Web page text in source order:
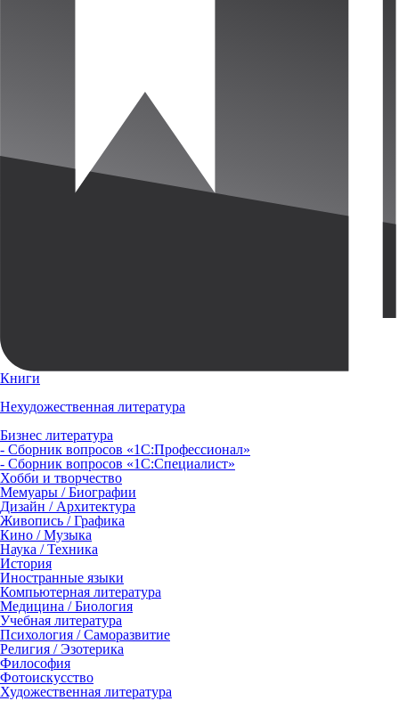
Книги
Нехудожественная литература
Бизнес литература
- Сборник вопросов «1С:Профессионал»
- Сборник вопросов «1С:Специалист»
Хобби и творчество
Мемуары / Биографии
Дизайн / Архитектура
Живопись / Графика
Кино / Музыка
Наука / Техника
История
Иностранные языки
Компьютерная литература
Медицина / Биология
Учебная литература
Психология / Саморазвитие
Религия / Эзотерика
Философия
Фотоискусство
Художественная литература